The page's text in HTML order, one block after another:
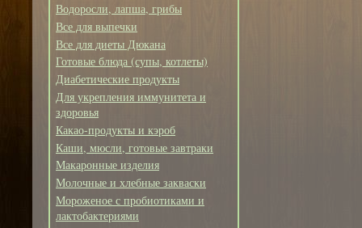
Водоросли, лапша, грибы
Все для выпечки
Все для диеты Дюкана
Готовые блюда (супы, котлеты)
Диабетические продукты
Для укрепления иммунитета и
здоровья
Какао-продукты и кэроб
Каши, мюсли, готовые завтраки
Макаронные изделия
Молочные и хлебные закваски
Мороженое с пробиотиками и
лактобактериями